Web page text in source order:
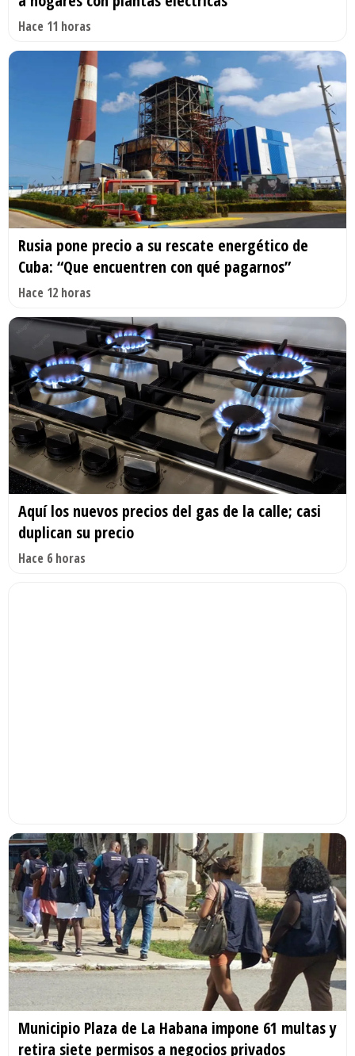
Hace 11 horas
Rusia pone precio a su rescate energético de
Cuba: “Que encuentren con qué pagarnos”
Hace 12 horas
Aquí los nuevos precios del gas de la calle; casi
duplican su precio
Hace 6 horas
Municipio Plaza de La Habana impone 61 multas y
retira siete permisos a negocios privados